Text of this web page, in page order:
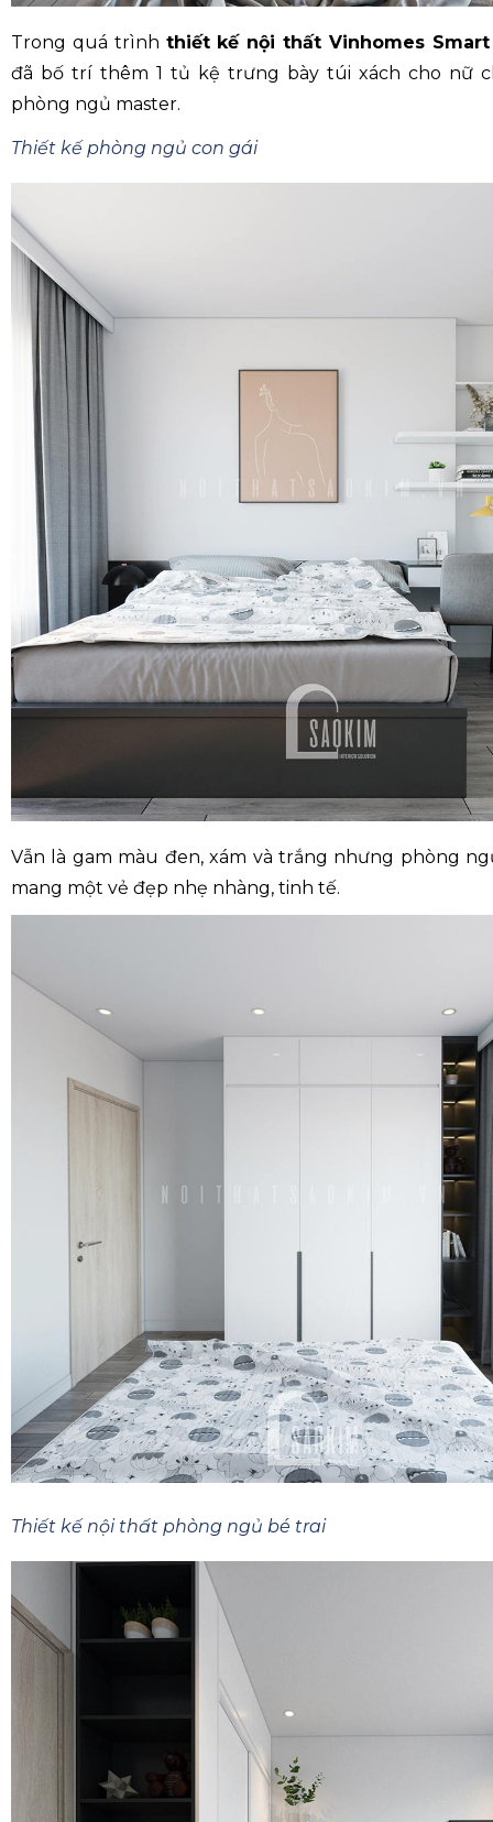
Trong quá trình thiết kế nội thất Vinhomes
đã bố trí thêm 1 tủ kệ trưng bày túi xách cho nữ
phòng ngủ master.
Thiết kế phòng ngủ con gái
Vẫn là gam màu đen, xám và trắng nhưng phòng
mang một vẻ đẹp nhẹ nhàng, tinh tế.
Thiết kế nội thất phòng ngủ bé trai